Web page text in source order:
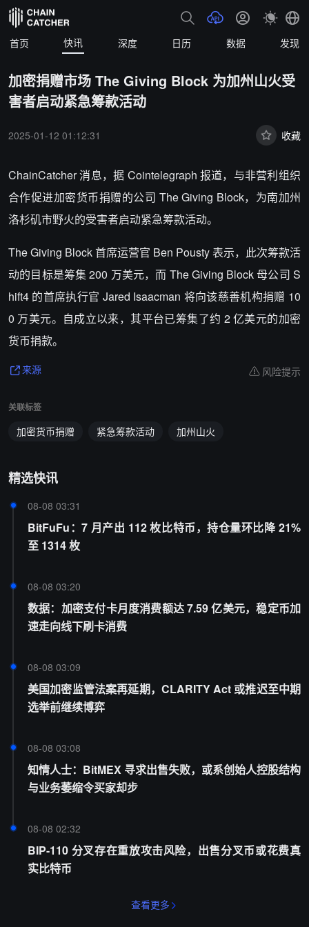
首页 快讯 深度 日历 数据 发现
加密捐赠市场 The Giving Block 为加州山火受
害者启动紧急筹款活动
2025-01-12 01:12:31 收藏
ChainCatcher 消息，据 Cointelegraph 报道，与非营利组织
合作促进加密货币捐赠的公司 The Giving Block，为南加州
洛杉矶市野火的受害者启动紧急筹款活动。
The Giving Block 首席运营官 Ben Pousty 表示，此次筹款活
动的目标是筹集 200 万美元，而 The Giving Block 母公司 S
hift4 的首席执行官 Jared Isaacman 将向该慈善机构捐赠 10
0 万美元。自成立以来，其平台已筹集了约 2 亿美元的加密
货币捐款。
来源 风险提示
关联标签
加密货币捐赠 紧急筹款活动 加州山火
精选快讯
08-08 03:31
BitFuFu：7 月产出 112 枚比特币，持仓量环比降 21%
至 1314 枚
08-08 03:20
数据：加密支付卡月度消费额达 7.59 亿美元，稳定币加
速走向线下刷卡消费
08-08 03:09
美国加密监管法案再延期，CLARITY Act 或推迟至中期
选举前继续博弈
08-08 03:08
知情人士：BitMEX 寻求出售失败，或系创始人控股结构
与业务萎缩令买家却步
08-08 02:32
BIP-110 分叉存在重放攻击风险，出售分叉币或花费真
实比特币
查看更多